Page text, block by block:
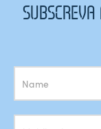
Subscrição
Newsletter